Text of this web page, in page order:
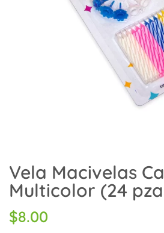
Vela Macivelas
Multicolor (24
$8.00